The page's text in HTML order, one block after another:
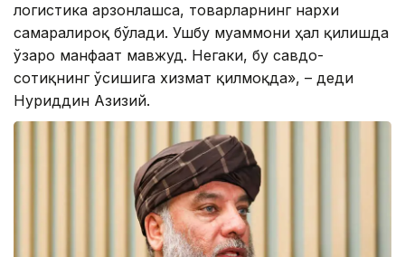
логистика арзонлашса, товарларнинг нархи
самаралироқ бўлади. Ушбу муаммони ҳал қилишда
ўзаро манфаат мавжуд. Негаки, бу савдо-
сотиқнинг ўсишига хизмат қилмоқда», – деди
Нуриддин Азизий.